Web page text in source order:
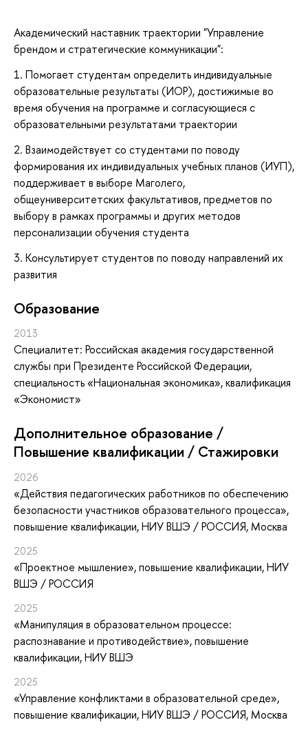
Академический наставник траектории "Управление
брендом и стратегические коммуникации":
1. Помогает студентам определить индивидуальные
образовательные результаты (ИОР), достижимые во
время обучения на программе и согласующиеся с
образовательными результатами траектории
2. Взаимодействует со студентами по поводу
формирования их индивидуальных учебных планов (ИУП),
поддерживает в выборе Маголего,
общеуниверситетских факультативов, предметов по
выбору в рамках программы и других методов
персонализации обучения студента
3. Консультирует студентов по поводу направлений их
развития
Oбразование
2013
Специалитет: Российская академия государственной
службы при Президенте Российской Федерации,
специальность «Национальная экономика», квалификация
«Экономист»
Дополнительное образование /
Повышение квалификации / Стажировки
2026
«Действия педагогических работников по обеспечению
безопасности участников образовательного процесса»,
повышение квалификации, НИУ ВШЭ / РОССИЯ, Москва
2025
«Проектное мышление», повышение квалификации, НИУ
ВШЭ / РОССИЯ
2025
«Манипуляция в образовательном процессе:
распознавание и противодействие», повышение
квалификации, НИУ ВШЭ
2025
«Управление конфликтами в образовательной среде»,
повышение квалификации, НИУ ВШЭ / РОССИЯ, Москва